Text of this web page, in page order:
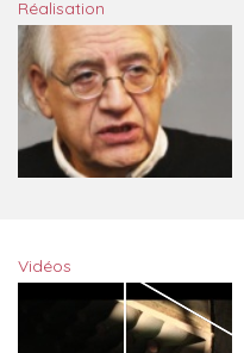
Réalisation
Vidéos